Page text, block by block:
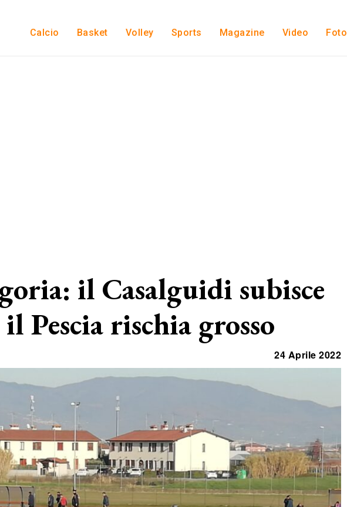
Calcio Basket Volley Sports Magazine Video Foto
il Casalguidi subisce
il Pescia rischia grosso
24 Aprile 2022